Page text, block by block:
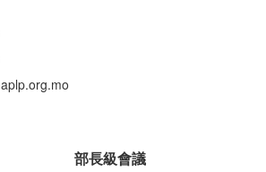
部長級會議